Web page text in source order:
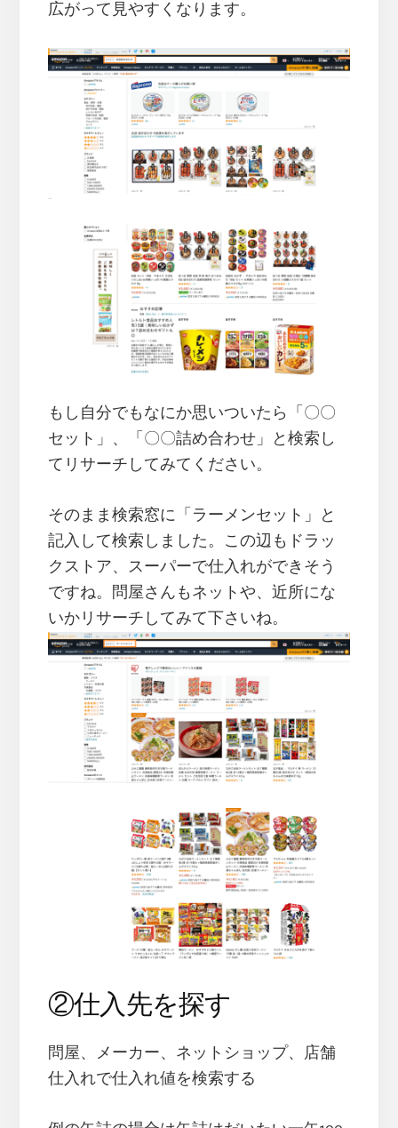
広がって見やすくなります。
もし自分でもなにか思いついたら「〇〇
セット」、「〇〇詰め合わせ」と検索し
てリサーチしてみてください。
そのまま検索窓に「ラーメンセット」と
記入して検索しました。この辺もドラッ
クストア、スーパーで仕入れができそう
ですね。問屋さんもネットや、近所にな
いかリサーチしてみて下さいね。
②仕入先を探す
問屋、メーカー、ネットショップ、店舗
仕入れで仕入れ値を検索する